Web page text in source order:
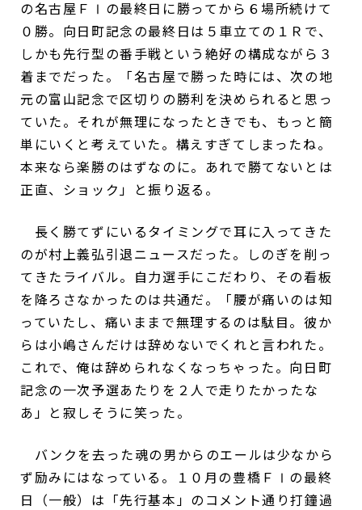
の名古屋ＦⅠの最終日に勝ってから６場所続けて
０勝。向日町記念の最終日は５車立ての１Ｒで、
しかも先行型の番手戦という絶好の構成ながら３
着までだった。「名古屋で勝った時には、次の地
元の富山記念で区切りの勝利を決められると思っ
ていた。それが無理になったときでも、もっと簡
単にいくと考えていた。構えすぎてしまったね。
本来なら楽勝のはずなのに。あれで勝てないとは
正直、ショック」と振り返る。
長く勝てずにいるタイミングで耳に入ってきた
のが村上義弘引退ニュースだった。しのぎを削っ
てきたライバル。自力選手にこだわり、その看板
を降ろさなかったのは共通だ。「腰が痛いのは知
っていたし、痛いままで無理するのは駄目。彼か
らは小嶋さんだけは辞めないでくれと言われた。
これで、俺は辞められなくなっちゃった。向日町
記念の一次予選あたりを２人で走りたかったな
あ」と寂しそうに笑った。
バンクを去った魂の男からのエールは少なから
ず励みにはなっている。１０月の豊橋ＦⅠの最終
日（一般）は「先行基本」のコメント通り打鐘過